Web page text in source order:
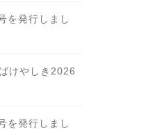
を発行しまし
けやしき2026
を発行しまし